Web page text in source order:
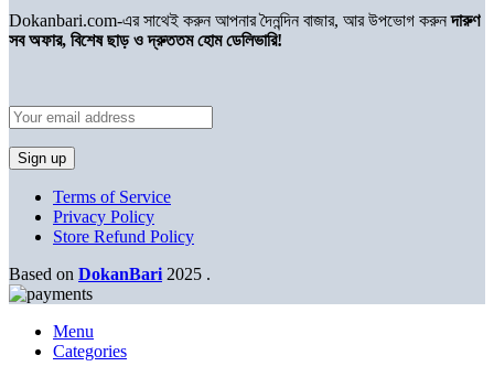
Dokanbari.com-এর সাথেই করুন আপনার দৈনন্দিন বাজার, আর উপভোগ করুনদারুণ
সব অফার, বিশেষ ছাড় ও দ্রুততম হোম ডেলিভারি!
Terms of Service
Privacy Policy
Store Refund Policy
Based on DokanBari 2025 .
Menu
Categories